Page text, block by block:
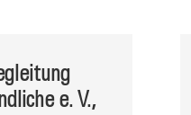
e. V.,